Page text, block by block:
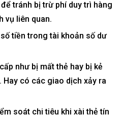
tránh bị trừ phí duy trì hàng
vụ liên quan.
tiền trong tài khoản số dư
như bị mất thẻ hay bị kẻ
có các giao dịch xảy ra
soát chi tiêu khi xài thẻ tín